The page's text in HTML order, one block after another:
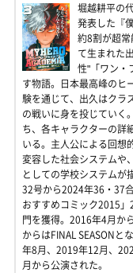
堀越耕平の
発表した『
約8割が超
て生まれた
性"「ワン・
す物語。日本最高峰のヒ
験を通じて、出久はクラ
の戦いに身を投じていく
ち、各キャラクターの詳
いる。主人公による回想
変容した社会システムや
としての学校システムが
32号から2024年36・37
おすすめコミック2015
門を獲得。2016年4月か
からはFINAL SEASONと
年8月、2019年12月、
月から公演された。